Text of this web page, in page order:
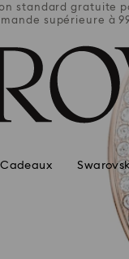
standard gratuite
supérieure à 99
Cadeaux